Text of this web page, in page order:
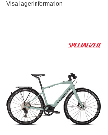
Visa lagerinformation